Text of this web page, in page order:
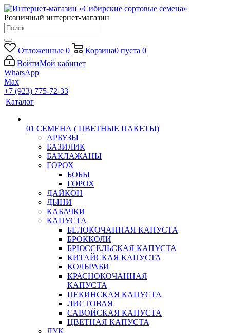
Розничный интернет-магазин
Отложенные 0 Корзина0 пуста 0
ВойтиМой кабинет
WhatsApp
Max
+7 (923) 775-72-33
Каталог
01 СЕМЕНА ( ЦВЕТНЫЕ ПАКЕТЫ)
АРБУЗЫ
БАЗИЛИК
БАКЛАЖАНЫ
ГОРОХ
БОБЫ
ГОРОХ
ДАЙКОН
ДЫНИ
КАБАЧКИ
КАПУСТА
БЕЛОКОЧАННАЯ КАПУСТА
БРОККОЛИ
БРЮССЕЛЬСКАЯ КАПУСТА
КИТАЙСКАЯ КАПУСТА
КОЛЬРАБИ
КРАСНОКОЧАННАЯ
КАПУСТА
ПЕКИНСКАЯ КАПУСТА
ЛИСТОВАЯ
САВОЙСКАЯ КАПУСТА
ЦВЕТНАЯ КАПУСТА
ЛУК